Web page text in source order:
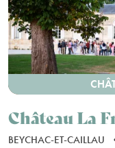
Château La
BEYCHAC-ET-CAILLAU